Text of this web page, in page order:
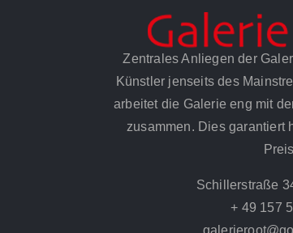
Zentrales Anliegen der
Künstler jenseits des
arbeitet die Galerie eng mit
zusammen. Dies garantiert
Schillerstraße
+ 49 157